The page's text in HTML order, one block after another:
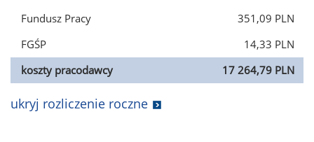
Fundusz Pracy
351,09 PLN
FGŚP
14,33 PLN
koszty pracodawcy
17 264,79 PLN
ukryj rozliczenie roczne